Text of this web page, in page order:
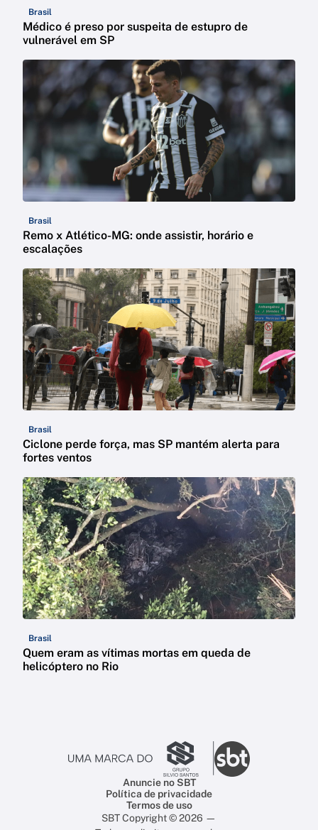
Brasil
Médico é preso por suspeita de estupro de
vulnerável em SP
Brasil
Remo x Atlético-MG: onde assistir, horário e
escalações
Brasil
Ciclone perde força, mas SP mantém alerta para
fortes ventos
Brasil
Quem eram as vítimas mortas em queda de
helicóptero no Rio
Anuncie no SBT
Política de privacidade
Termos de uso
SBT Copyright © 2026 —